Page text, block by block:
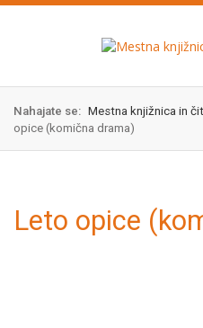
Skok
izjava
Nahajate se: Mestna knjižnica in
opice (komična drama)
Leto opice